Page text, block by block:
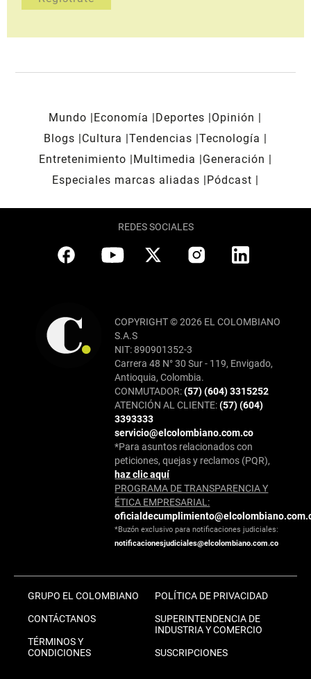
Mundo Economía Deportes
Opinión
Blogs
Cultura Tendencias Tecnología
Entretenimiento
Multimedia
Generación
Especiales marcas aliadas
Pódcast
REDES SOCIALES
COPYRIGHT © 2026 EL COLOMBIANO
S.A.S
NIT: 890901352-3
Carrera 48 N° 30 Sur - 119, Envigado,
Antioquia, Colombia.
CONMUTADOR:(57) (604) 3315252
ATENCIÓN AL CLIENTE:(57) (604)
3393333
servicio@elcolombiano.com.co
*Para asuntos relacionados con
peticiones, quejas y reclamos (PQR),
haz clic aquí
PROGRAMA DE TRANSPARENCIA Y
ÉTICA EMPRESARIAL:
*Buzón exclusivo para notificaciones judiciales:
notificacionesjudiciales@elcolombiano.com.co
GRUPO EL COLOMBIANO
CONTÁCTANOS
TÉRMINOS Y
CONDICIONES
POLÍTICA DE PRIVACIDAD
SUPERINTENDENCIA DE
INDUSTRIA Y COMERCIO
SUSCRIPCIONES